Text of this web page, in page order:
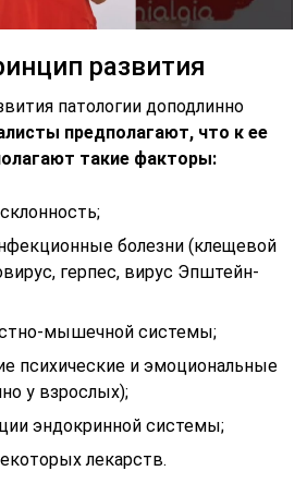
развития
патологии доподлинно
предполагают, что к ее
такие факторы:
болезни (клещевой
герпес, вирус Эпштейн-
мышечной системы;
психические и эмоциональные
у взрослых);
эндокринной системы;
лекарств.